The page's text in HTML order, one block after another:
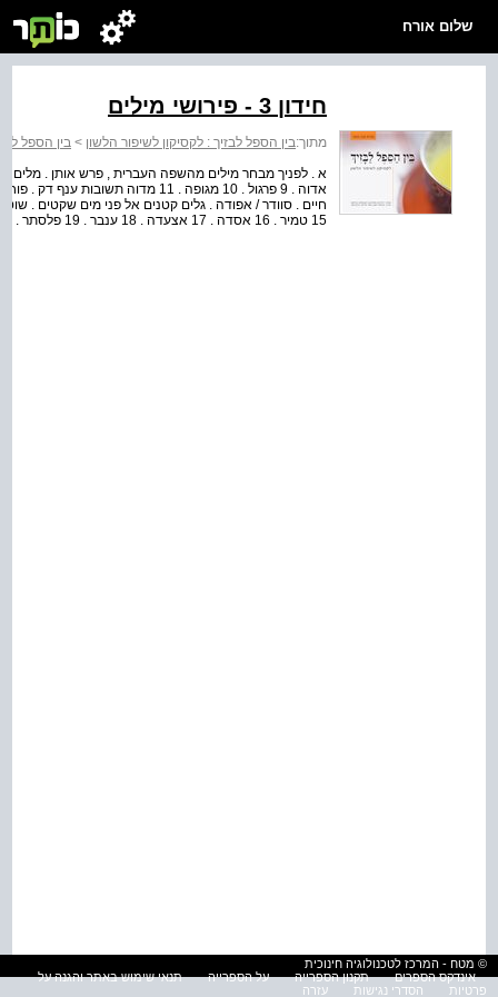
שלום אורח
חידון 3 - פירושי מילים
מתוך:בין הספל לבזיך : לקסיקון לשיפור הלשון > בין הספל
אדוה . 9 פרגול . 10 מגופה . 11 מדוה
15 טמיר . 16 אסדה . 17 אצעדה . 18 ענבר . 19 פלסתר . 20 זוג . 21 פנכה . 22 רמץ . 23 צקלון . 24 שכוי
© מטח - המרכז לטכנולוגיה חינוכית
אינדקס הספרים
תקנון הספרייה על הספרייה
תנאי שימוש באתר והגנה על
פרטיות
הסדרי נגישות עזרה